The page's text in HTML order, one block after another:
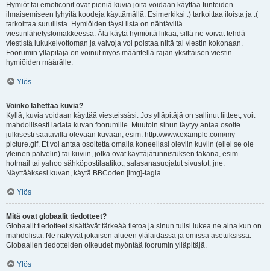
Hymiöt tai emoticonit ovat pieniä kuvia joita voidaan käyttää tunteiden
ilmaisemiseen lyhyitä koodeja käyttämällä. Esimerkiksi :) tarkoittaa iloista ja :(
tarkoittaa surullista. Hymiöiden täysi lista on nähtävillä
viestinlähetyslomakkeessa. Älä käytä hymiöitä liikaa, sillä ne voivat tehdä
viestistä lukukelvottoman ja valvoja voi poistaa niitä tai viestin kokonaan.
Foorumin ylläpitäjä on voinut myös määritellä rajan yksittäisen viestin
hymiöiden määrälle.
Ylös
Voinko lähettää kuvia?
Kyllä, kuvia voidaan käyttää viesteissäsi. Jos ylläpitäjä on sallinut liitteet, voit
mahdollisesti ladata kuvan foorumille. Muutoin sinun täytyy antaa osoite
julkisesti saatavilla olevaan kuvaan, esim. http://www.example.com/my-
picture.gif. Et voi antaa osoitetta omalla koneellasi oleviin kuviin (ellei se ole
yleinen palvelin) tai kuviin, jotka ovat käyttäjätunnistuksen takana, esim.
hotmail tai yahoo sähköpostilaatikot, salasanasuojatut sivustot, jne.
Näyttääksesi kuvan, käytä BBCoden [img]-tagia.
Ylös
Mitä ovat globaalit tiedotteet?
Globaalit tiedotteet sisältävät tärkeää tietoa ja sinun tulisi lukea ne aina kun on
mahdolista. Ne näkyvät jokaisen alueen ylälaidassa ja omissa asetuksissa.
Globaalien tiedotteiden oikeudet myöntää foorumin ylläpitäjä.
Ylös